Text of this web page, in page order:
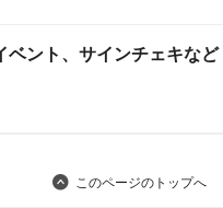
ベント、サインチェキなど
このページのトップへ